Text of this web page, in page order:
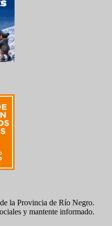
la Provincia de Río Negro.
y mantente informado.